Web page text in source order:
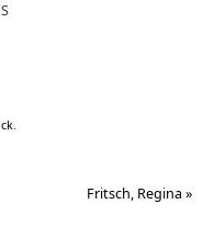
.
Fritsch, Regina»